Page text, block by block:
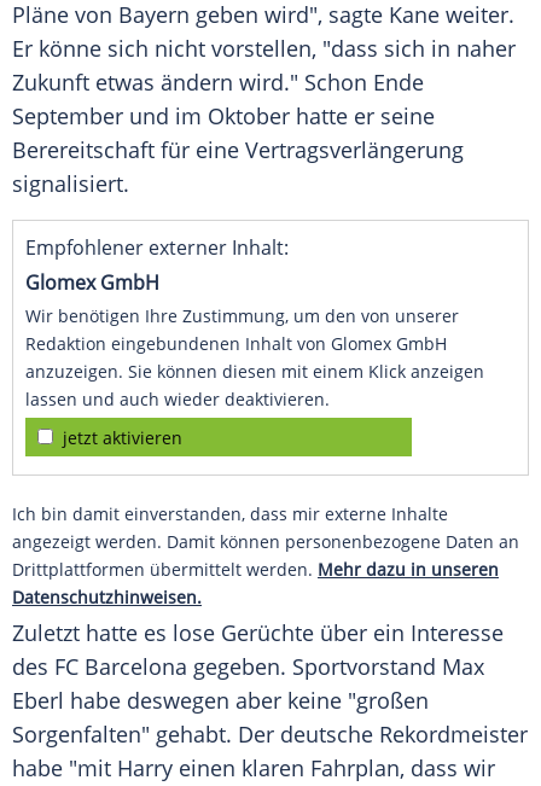
Pläne von Bayern geben wird", sagte Kane weiter.
Er könne sich nicht vorstellen, "dass sich in naher
Zukunft etwas ändern wird." Schon Ende
September und im Oktober hatte er seine
Berereitschaft für eine Vertragsverlängerung
signalisiert.
Empfohlener externer Inhalt:
Glomex GmbH
Wir benötigen Ihre Zustimmung, um den von unserer
Redaktion eingebundenen Inhalt von Glomex GmbH
anzuzeigen. Sie können diesen mit einem Klick anzeigen
lassen und auch wieder deaktivieren.
jetzt aktivieren
Ich bin damit einverstanden, dass mir externe Inhalte
angezeigt werden. Damit können personenbezogene Daten an
Drittplattformen übermittelt werden. Mehr dazu in unseren
Datenschutzhinweisen.
Zuletzt hatte es lose Gerüchte über ein Interesse
des FC Barcelona gegeben. Sportvorstand Max
Eberl habe deswegen aber keine "großen
Sorgenfalten" gehabt. Der deutsche Rekordmeister
habe "mit Harry einen klaren Fahrplan, dass wir